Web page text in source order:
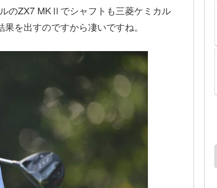
のZX7 MKⅡでシャフトも三菱ケミカル
を出すのですから凄いですね。